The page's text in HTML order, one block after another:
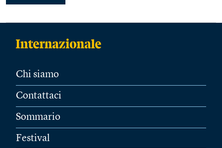
Chi siamo
Contattaci
Sommario
Festival